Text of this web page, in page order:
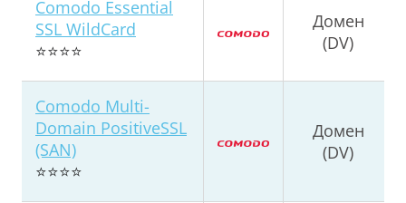
Comodo Essential
SSL WildCard
⭐⭐⭐⭐
Домен
(DV)
Comodo Multi-
Domain PositiveSSL
(SAN)
⭐⭐⭐⭐
Домен
(DV)